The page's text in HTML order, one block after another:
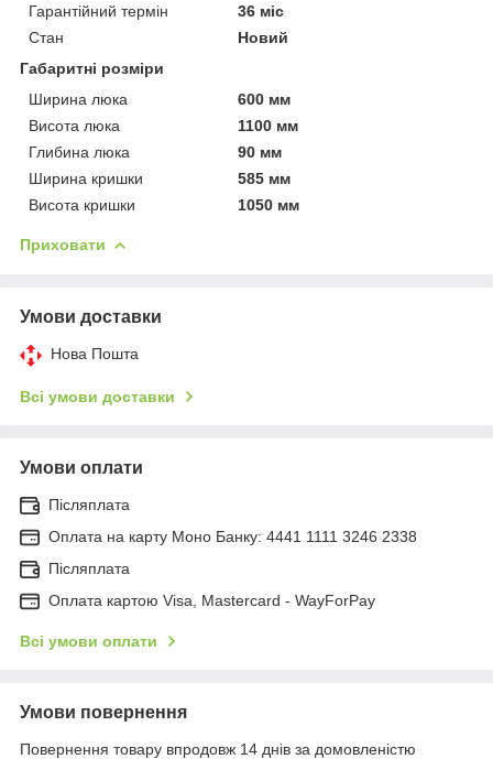
Гарантійний термін
36 міс
Стан
Новий
Габаритні розміри
Ширина люка
600 мм
Висота люка
1100 мм
Глибина люка
90 мм
Ширина кришки
585 мм
Висота кришки
1050 мм
Приховати
Умови доставки
Нова Пошта
Всі умови доставки
Умови оплати
Післяплата
Оплата на карту Моно Банку: 4441 1111 3246 2338
Післяплата
Оплата картою Visa, Mastercard - WayForPay
Всі умови оплати
Умови повернення
Повернення товару впродовж 14 днів за домовленістю